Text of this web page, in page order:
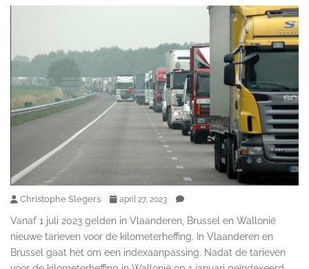
Christophe Slegers april 27, 2023
Vanaf 1 juli 2023 gelden in Vlaanderen, Brussel en Wallonië
nieuwe tarieven voor de kilometerheffing. In Vlaanderen en
Brussel gaat het om een indexaanpassing. Nadat de tarieven